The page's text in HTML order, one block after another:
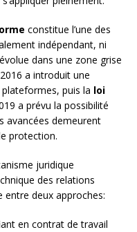
constitue l’une des
indépendant, ni
dans une zone grise
a introduit une
puis la loi
a prévu la possibilité
avancées demeurent
protection.
juridique
des relations
entre deux approches:
en contrat de travail